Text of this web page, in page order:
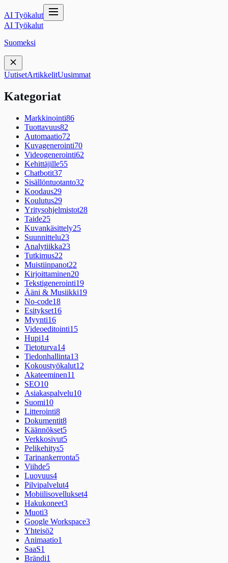
AI Työkalut
AI Työkalut
Suomeksi
UutisetArtikkelitUusimmat
Kategoriat
Markkinointi86
Tuottavuus82
Automaatio72
Kuvagenerointi70
Videogenerointi62
Kehittäjille55
Chatbotit37
Sisällöntuotanto32
Koodaus29
Koulutus29
Yritysohjelmistot28
Taide25
Kuvankäsittely25
Suunnittelu23
Analytiikka23
Tutkimus22
Muistiinpanot22
Kirjoittaminen20
Tekstigenerointi19
Ääni & Musiikki19
No-code18
Esitykset16
Myynti16
Videoeditointi15
Hupi14
Tietoturva14
Tiedonhallinta13
Kokoustyökalut12
Akateeminen11
SEO10
Asiakaspalvelu10
Suomi10
Litterointi8
Dokumentit8
Käännökset5
Verkkosivut5
Pelikehitys5
Tarinankerronta5
Viihde5
Luovuus4
Pilvipalvelut4
Mobiilisovellukset4
Hakukoneet3
Muoti3
Google Workspace3
Yhteisö2
Animaatio1
SaaS1
Brändi1